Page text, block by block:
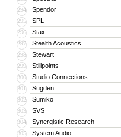
294 Spendor
295 SPL
296 Stax
297 Stealth Acoustics
298 Stewart
299 Stillpoints
300 Studio Connections
301 Sugden
302 Sumiko
303 SVS
304 Synergistic Research
305 System Audio